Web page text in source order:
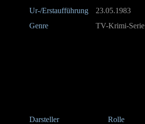
Ur-/Erstaufführung
23.05.1983
Genre
TV-Krimi-Serie
Darsteller
Rolle